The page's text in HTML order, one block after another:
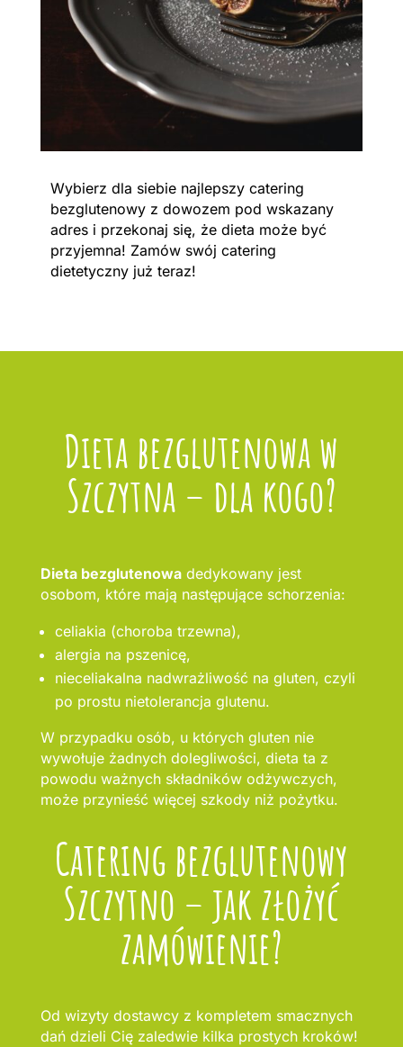
Wybierz dla siebie najlepszy catering
bezglutenowy z dowozem pod wskazany
adres i przekonaj się, że dieta może być
przyjemna! Zamów swój catering
dietetyczny już teraz!
Dieta bezglutenowa w
Szczytna – dla kogo?
Dieta bezglutenowadedykowany jest
osobom, które mają następujące schorzenia:
celiakia (choroba trzewna),
alergia na pszenicę,
nieceliakalna nadwrażliwość na gluten, czyli
po prostu nietolerancja glutenu.
W przypadku osób, u których gluten nie
wywołuje żadnych dolegliwości, dieta ta z
powodu ważnych składników odżywczych,
może przynieść więcej szkody niż pożytku.
Catering bezglutenowy
Szczytno – jak złożyć
zamówienie?
Od wizyty dostawcy z kompletem smacznych
dań dzieli Cię zaledwie kilka prostych kroków!